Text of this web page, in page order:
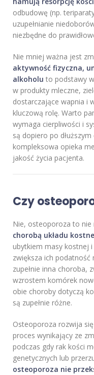
odbudowę (np.
uzupełnianie
niezbędne do
Nie mniej ważna jest
aktywność fizyczna,
alkoholu to podstawy
w produkty mleczne,
dostarczające wapnia i
kluczową rolę. Warto
wymaga cierpliwości i
są dopiero po dłuższym
kompleksowa opieka
jakość życia pacjenta.
Czy
Nie, osteoporoza to nie
chorobą układu
ubytkiem masy kostnej
zwiększa ich podatność
zupełnie inna choroba,
wzrostem komórek
obie choroby dotyczą
są zupełnie różne.
Osteoporoza rozwija
proces wynikający ze
podczas gdy rak kości
genetycznych lub
osteoporoza nie